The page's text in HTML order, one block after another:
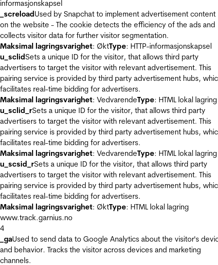
informasjonskapsel
_screloadUsed by Snapchat to implement advertisement content
on the website - The cookie detects the efficiency of the ads and
collects visitor data for further visitor segmentation.
Maksimal lagringsvarighet: ØktType: HTTP-informasjonskapsel
u_sclidSets a unique ID for the visitor, that allows third party
advertisers to target the visitor with relevant advertisement. This
pairing service is provided by third party advertisement hubs,
facilitates real-time bidding for advertisers.
Maksimal lagringsvarighet: VedvarendeType: HTML lokal lagring
u_sclid_rSets a unique ID for the visitor, that allows third party
advertisers to target the visitor with relevant advertisement. This
pairing service is provided by third party advertisement hubs,
facilitates real-time bidding for advertisers.
Maksimal lagringsvarighet: VedvarendeType: HTML lokal lagring
u_scsid_rSets a unique ID for the visitor, that allows third party
advertisers to target the visitor with relevant advertisement. This
pairing service is provided by third party advertisement hubs,
facilitates real-time bidding for advertisers.
Maksimal lagringsvarighet: ØktType: HTML lokal lagring
www.track.garnius.no
4
_gaUsed to send data to Google Analytics about the visitor's
and behavior. Tracks the visitor across devices and marketing
channels.